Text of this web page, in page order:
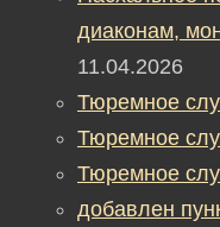
диаконам,
11.04.2026
Тюремное
Тюремное
Тюремное
добавлен